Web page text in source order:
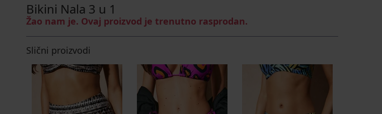
Bikini Nala 3 u 1
Žao nam je. Ovaj proizvod je trenutno rasprodan.
Slični proizvodi